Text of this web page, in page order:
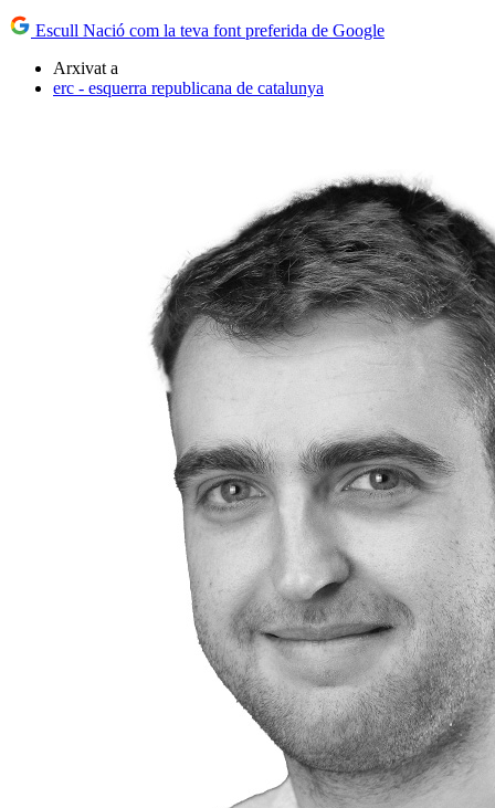
Escull Nació com la teva font preferida de Google
Arxivat a
erc - esquerra republicana de catalunya